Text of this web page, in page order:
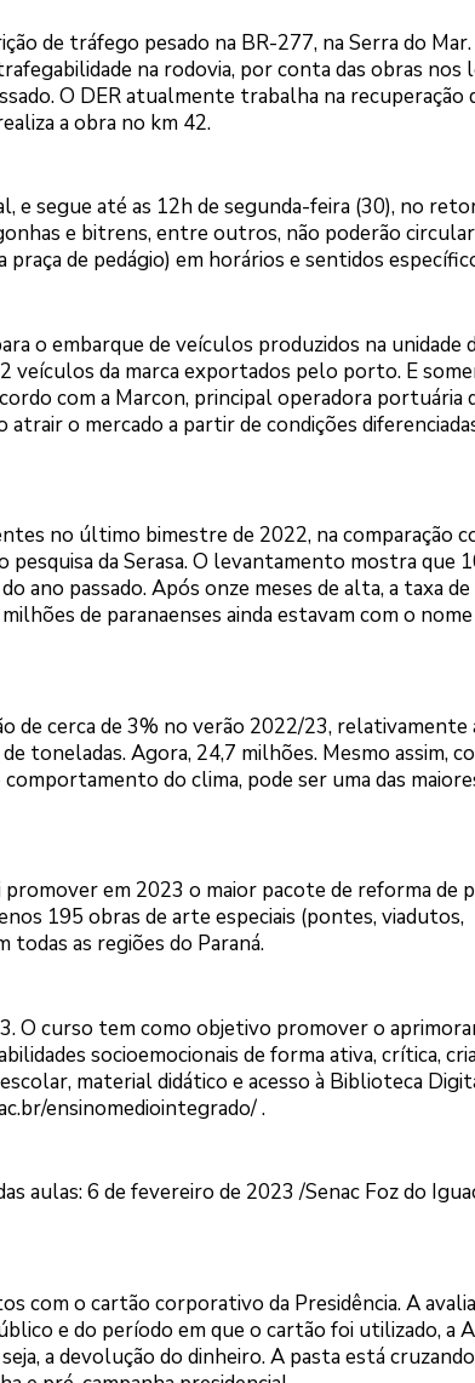
de tráfego pesado na BR-277, na Serra do Mar.
na rodovia, por conta das obras nos
O DER atualmente trabalha na recuperação
a obra no km 42.
segue até as 12h de segunda-feira (30), no
e bitrens, entre outros, não poderão
de pedágio) em horários e sentidos
o embarque de veículos produzidos na unidade
veículos da marca exportados pelo porto. E
com a Marcon, principal operadora portuária
o mercado a partir de condições
no último bimestre de 2022, na comparação
da Serasa. O levantamento mostra que
ano passado. Após onze meses de alta, a taxa de
de paranaenses ainda estavam com o
de cerca de 3% no verão 2022/23, relativamente
toneladas. Agora, 24,7 milhões. Mesmo assim,
do clima, pode ser uma das
em 2023 o maior pacote de reforma de
195 obras de arte especiais (pontes, viadutos,
todas as regiões do Paraná.
O curso tem como objetivo promover o
socioemocionais de forma ativa, crítica,
material didático e acesso à Biblioteca
ensinomediointegrado/.
aulas: 6 de fevereiro de 2023 /Senac Foz do
com o cartão corporativo da Presidência. A
e do período em que o cartão foi utilizado, a
a devolução do dinheiro. A pasta está cruzando